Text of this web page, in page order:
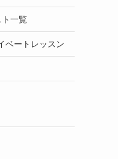
一覧
ベートレッスン